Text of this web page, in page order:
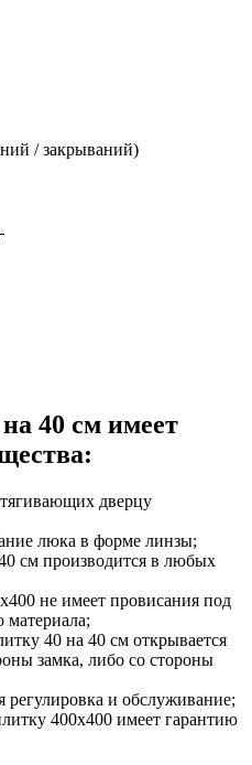
/ закрываний)
40 см имеет
дверцу
люка в форме линзы;
см производится в любых
не имеет провисания под
материала;
40 на 40 см открывается
замка, либо со стороны
регулировка и обслуживание;
400x400 имеет гарантию